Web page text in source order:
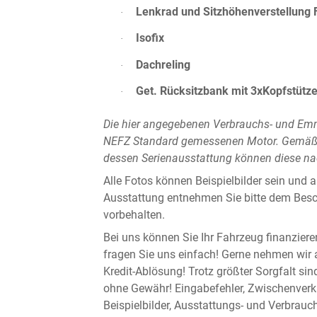
· Lenkrad und Sitzhöhenverstellung
· Isofix
· Dachreling
· Get. Rücksitzbank mit
Die hier angegebenen Verbrauchs- und
NEFZ Standard gemessenen Motor.
dessen Serienausstattung können diese
Alle Fotos können Beispielbilder sein und
Ausstattung entnehmen Sie bitte dem
vorbehalten.
Bei uns können Sie Ihr Fahrzeug
fragen Sie uns einfach! Gerne nehmen
Kredit-Ablösung! Trotz größter Sorgfalt
ohne Gewähr! Eingabefehler,
Beispielbilder, Ausstattungs- und